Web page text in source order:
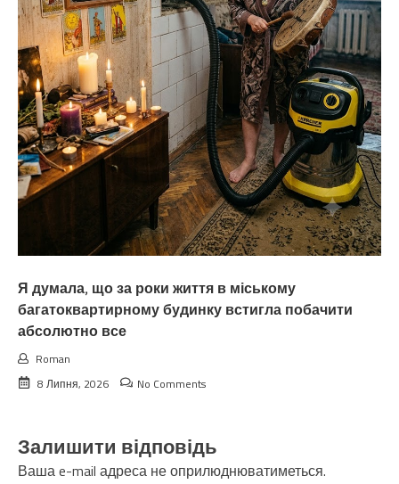
Я думала, що за роки життя в міському
багатоквартирному будинку встигла побачити
абсолютно все
Roman
8 Липня, 2026
No Comments
Залишити відповідь
Ваша e-mail адреса не оприлюднюватиметься.